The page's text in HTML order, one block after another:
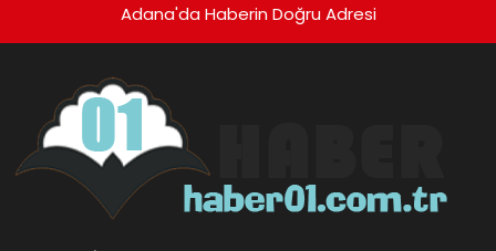
Adana'da Haberin Doğru Adresi